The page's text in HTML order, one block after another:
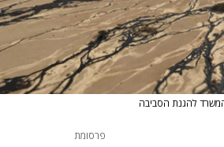
להגנת הסביבה
פרסומת